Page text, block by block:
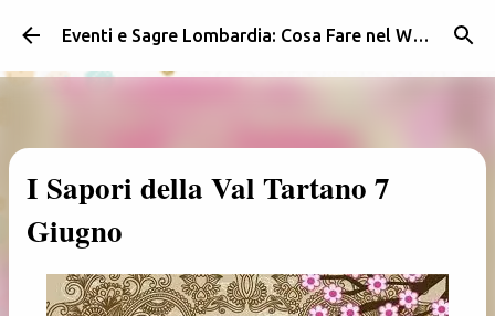
Passa ai contenuti principali Eventi e Sagre Lombardia: Cosa Fare nel Weekend | Weekendidea
I Sapori della Val Tartano 7
Giugno